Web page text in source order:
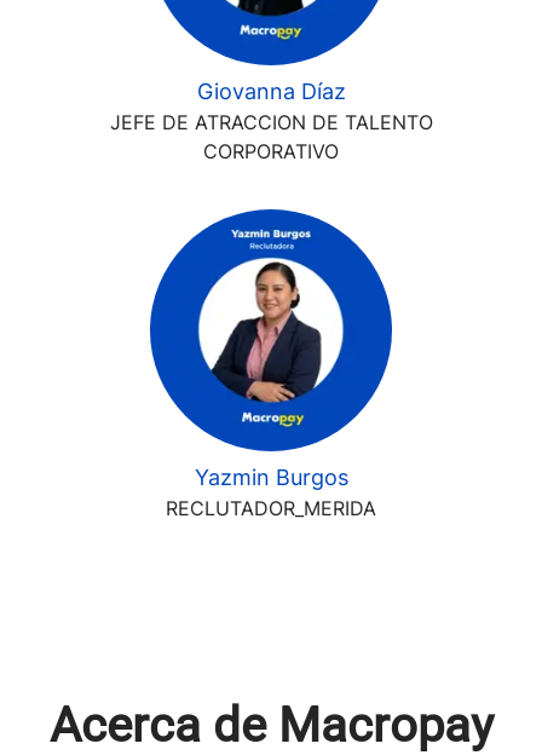
Giovanna Díaz
JEFE DE ATRACCION DE TALENTO
CORPORATIVO
Yazmin Burgos
RECLUTADOR_MERIDA
Acerca de Macropay